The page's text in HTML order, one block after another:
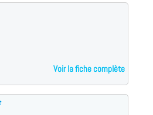
Voir la fiche complète